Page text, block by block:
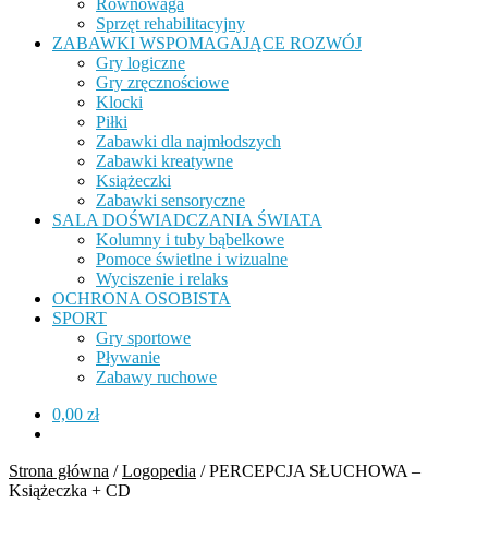
Równowaga
Sprzęt rehabilitacyjny
ZABAWKI WSPOMAGAJĄCE ROZWÓJ
Gry logiczne
Gry zręcznościowe
Klocki
Piłki
Zabawki dla najmłodszych
Zabawki kreatywne
Książeczki
Zabawki sensoryczne
SALA DOŚWIADCZANIA ŚWIATA
Kolumny i tuby bąbelkowe
Pomoce świetlne i wizualne
Wyciszenie i relaks
OCHRONA OSOBISTA
SPORT
Gry sportowe
Pływanie
Zabawy ruchowe
0,00 zł
Strona główna /Logopedia /PERCEPCJA SŁUCHOWA –
Książeczka + CD